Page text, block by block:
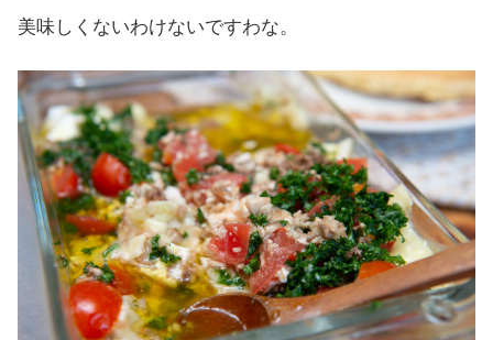
美味しくないわけないですわな。